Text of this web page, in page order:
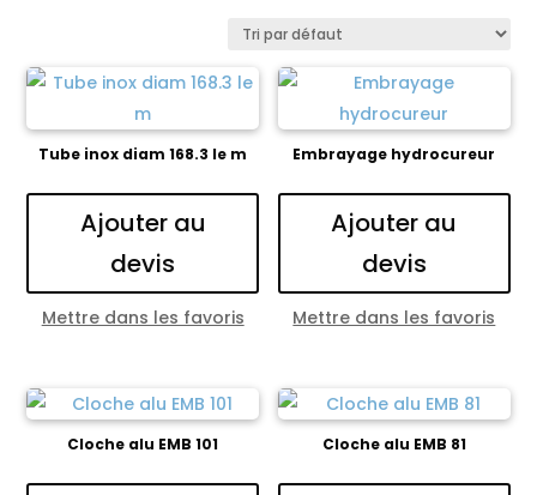
Tube inox diam 168.3 le m
Ajouter au
devis
Mettre dans les favoris
Embrayage hydrocureur
Ajouter au
devis
Mettre dans les favoris
Cloche alu EMB 101 Cloche alu EMB 81